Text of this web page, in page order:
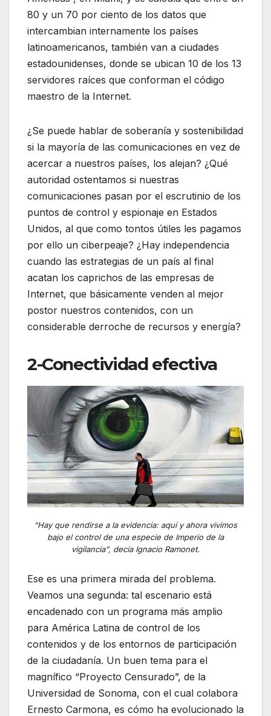
80 y un 70 por ciento de los datos que
intercambian internamente los países
latinoamericanos, también van a ciudades
estadounidenses, donde se ubican 10 de los 13
servidores raíces que conforman el código
maestro de la Internet.
¿Se puede hablar de soberanía y sostenibilidad
si la mayoría de las comunicaciones en vez de
acercar a nuestros países, los alejan? ¿Qué
autoridad ostentamos si nuestras
comunicaciones pasan por el escrutinio de los
puntos de control y espionaje en Estados
Unidos, al que como tontos útiles les pagamos
por ello un ciberpeaje? ¿Hay independencia
cuando las estrategias de un país al final
acatan los caprichos de las empresas de
Internet, que básicamente venden al mejor
postor nuestros contenidos, con un
considerable derroche de recursos y energía?
2-Conectividad efectiva
“Hay que rendirse a la evidencia: aquí y ahora vivimos
bajo el control de una especie de Imperio de la
vigilancia”, decía Ignacio Ramonet.
Ese es una primera mirada del problema.
Veamos una segunda: tal escenario está
encadenado con un programa más amplio
para América Latina de control de los
contenidos y de los entornos de participación
de la ciudadanía. Un buen tema para el
magnífico “Proyecto Censurado”, de la
Universidad de Sonoma, con el cual colabora
Ernesto Carmona, es cómo ha evolucionado la